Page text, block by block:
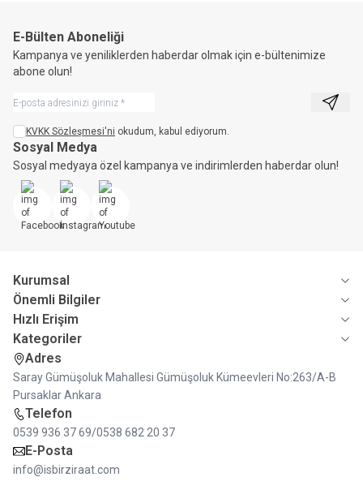
E-Bülten Aboneliği
Kampanya ve yeniliklerden haberdar olmak için e-bültenimize
abone olun!
Kayıt
KVKK Sözleşmesi'ni okudum, kabul ediyorum.
Sosyal Medya
Sosyal medyaya özel kampanya ve indirimlerden haberdar olun!
Facebookİnstagram
Kurumsal
Önemli Bilgiler
Hızlı Erişim
Kategoriler
Adres
Saray Gümüşoluk Mahallesi Gümüşoluk Kümeevleri No:263/A-B
Pursaklar Ankara
Telefon
0539 936 37 69/0538 682 20 37
E-Posta
info@isbirziraat.com